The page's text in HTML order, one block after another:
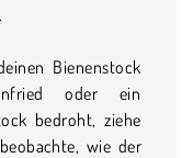
Bienenstock
oder ein
bedroht, ziehe
wie der